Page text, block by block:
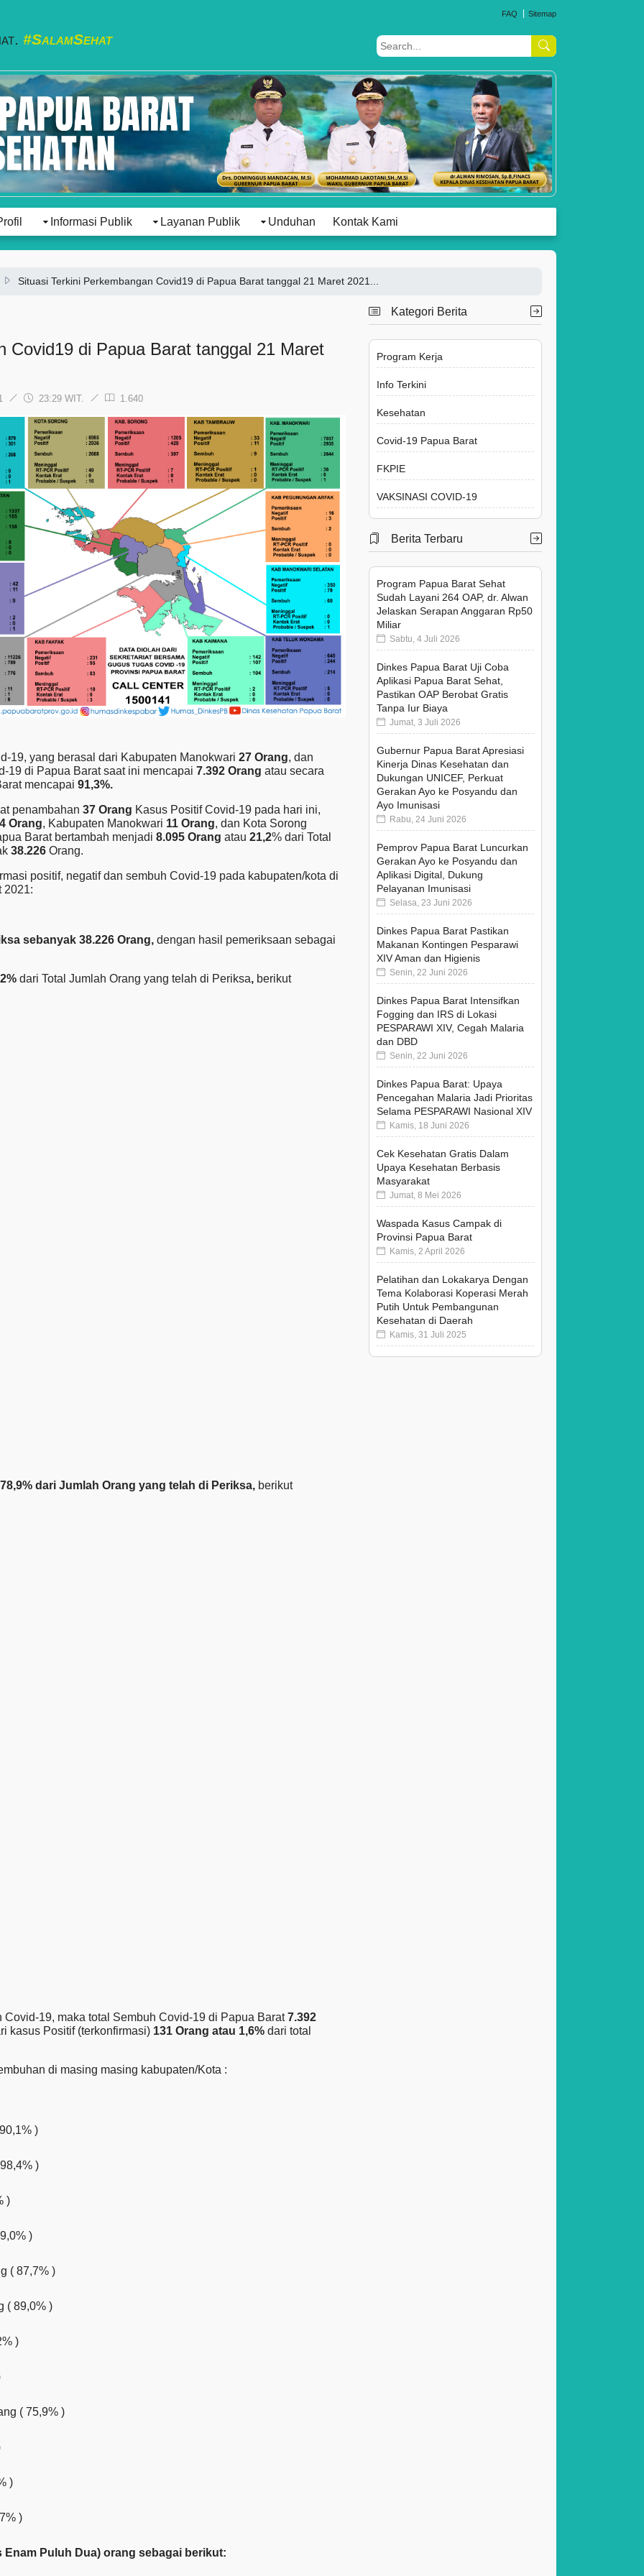
FAQ Sitemap
#SalamSehat
Informasi Publik Layanan Publik Unduhan Kontak Kami
Situasi Terkini Perkembangan Covid19 di Papua Barat tanggal 21 Maret 2021...
Covid19 di Papua Barat tanggal 21 Maret
23:29 WIT. 1.640
19, yang berasal dari Kabupaten Manokwari 27 Orang, dan
19 di Papua Barat saat ini mencapai 7.392 Orang atau secara
mencapai 91,3%.
penambahan 37 Orang Kasus Positif Covid-19 pada hari ini,
Orang, Kabupaten Manokwari 11 Orang, dan Kota Sorong
Barat bertambah menjadi 8.095 Orang atau 21,2% dari Total
38.226 Orang.
positif, negatif dan sembuh Covid-19 pada kabupaten/kota di
2021:
sebanyak 38.226 Orang, dengan hasil pemeriksaan sebagai
dari Total Jumlah Orang yang telah di Periksa, berikut
dari Jumlah Orang yang telah di Periksa, berikut
19, maka total Sembuh Covid-19 di Papua Barat7.392
kasus Positif (terkonfirmasi) 131 Orang atau 1,6% dari total
di masing masing kabupaten/Kota :
)
)
)
)
( 87,7% )
( 89,0% )
)
( 75,9% )
)
)
Puluh Dua) orang sebagai berikut:
Kategori Berita
Program Kerja
Info Terkini
Kesehatan
Covid-19 Papua Barat
FKPIE
VAKSINASI COVID-19
Berita Terbaru
Program Papua Barat Sehat
Sudah Layani 264 OAP, dr. Alwan
Jelaskan Serapan Anggaran Rp50
Miliar
Sabtu, 4 Juli 2026
Dinkes Papua Barat Uji Coba
Aplikasi Papua Barat Sehat,
Pastikan OAP Berobat Gratis
Tanpa Iur Biaya
Jumat, 3 Juli 2026
Gubernur Papua Barat Apresiasi
Kinerja Dinas Kesehatan dan
Dukungan UNICEF, Perkuat
Gerakan Ayo ke Posyandu dan
Ayo Imunisasi
Rabu, 24 Juni 2026
Pemprov Papua Barat Luncurkan
Gerakan Ayo ke Posyandu dan
Aplikasi Digital, Dukung
Pelayanan Imunisasi
Selasa, 23 Juni 2026
Dinkes Papua Barat Pastikan
Makanan Kontingen Pesparawi
XIV Aman dan Higienis
Senin, 22 Juni 2026
Dinkes Papua Barat Intensifkan
Fogging dan IRS di Lokasi
PESPARAWI XIV, Cegah Malaria
dan DBD
Senin, 22 Juni 2026
Dinkes Papua Barat: Upaya
Pencegahan Malaria Jadi Prioritas
Selama PESPARAWI Nasional XIV
Kamis, 18 Juni 2026
Cek Kesehatan Gratis Dalam
Upaya Kesehatan Berbasis
Masyarakat
Jumat, 8 Mei 2026
Waspada Kasus Campak di
Provinsi Papua Barat
Kamis, 2 April 2026
Pelatihan dan Lokakarya Dengan
Tema Kolaborasi Koperasi Merah
Putih Untuk Pembangunan
Kesehatan di Daerah
Kamis, 31 Juli 2025